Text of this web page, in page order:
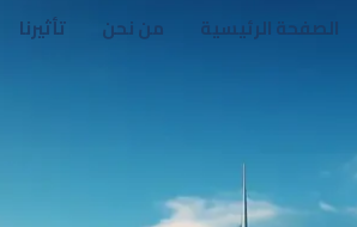
الصفحة الرئيسية من نحن تأثيرنا